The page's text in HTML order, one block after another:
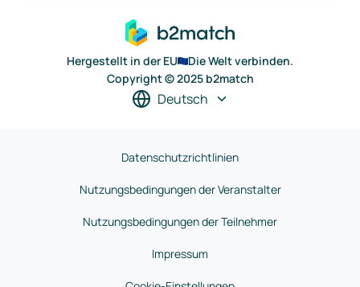
Hergestellt in der EU
Die Welt verbinden.
Copyright © 2025 b2match
Deutsch
Datenschutzrichtlinien
Nutzungsbedingungen der Veranstalter
Nutzungsbedingungen der Teilnehmer
Impressum